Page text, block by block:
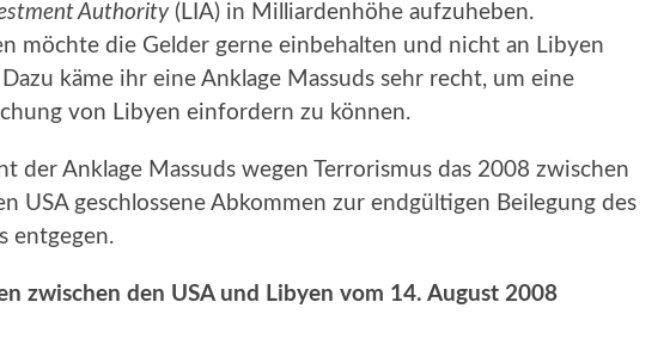
Authority(LIA) in Milliardenhöhe aufzuheben.
möchte die Gelder gerne einbehalten und nicht an Libyen
käme ihr eine Anklage Massuds sehr recht, um eine
von Libyen einfordern zu können.
der Anklage Massuds wegen Terrorismus das 2008 zwischen
USA geschlossene Abkommen zur endgültigen Beilegung des
entgegen.
zwischen den USA und Libyen vom 14. August 2008